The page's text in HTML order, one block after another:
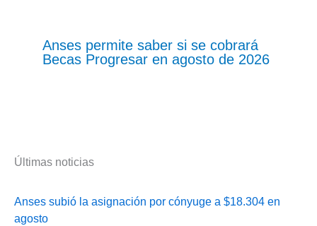
Anses permite saber si se cobrará
Becas Progresar en agosto de 2026
Últimas noticias
Anses subió la asignación por cónyuge a $18.304 en
agosto